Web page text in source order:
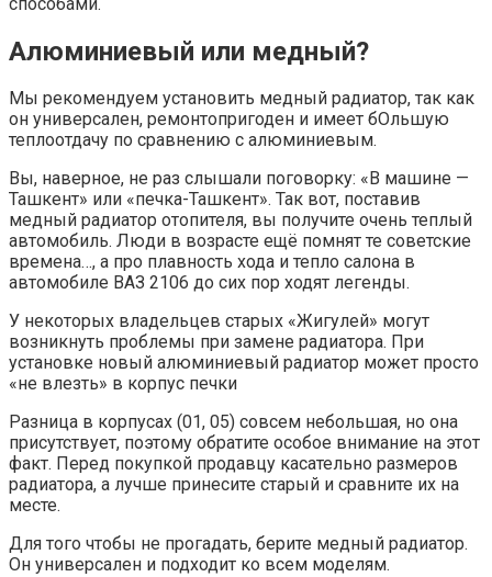
Алюминиевый или медный?
Мы рекомендуем установить медный радиатор, так как
он универсален, ремонтопригоден и имеет бОльшую
теплоотдачу по сравнению с алюминиевым.
Вы, наверное, не раз слышали поговорку: «В машине —
Ташкент» или «печка-Ташкент». Так вот, поставив
медный радиатор отопителя, вы получите очень теплый
автомобиль. Люди в возрасте ещё помнят те советские
времена…, а про плавность хода и тепло салона в
автомобиле ВАЗ 2106 до сих пор ходят легенды.
У некоторых владельцев старых «Жигулей» могут
возникнуть проблемы при замене радиатора. При
установке новый алюминиевый радиатор может просто
«не влезть» в корпус печки
Разница в корпусах (01, 05) совсем небольшая, но она
присутствует, поэтому обратите особое внимание на этот
факт. Перед покупкой продавцу касательно размеров
радиатора, а лучше принесите старый и сравните их на
месте.
Для того чтобы не прогадать, берите медный радиатор.
Он универсален и подходит ко всем моделям.